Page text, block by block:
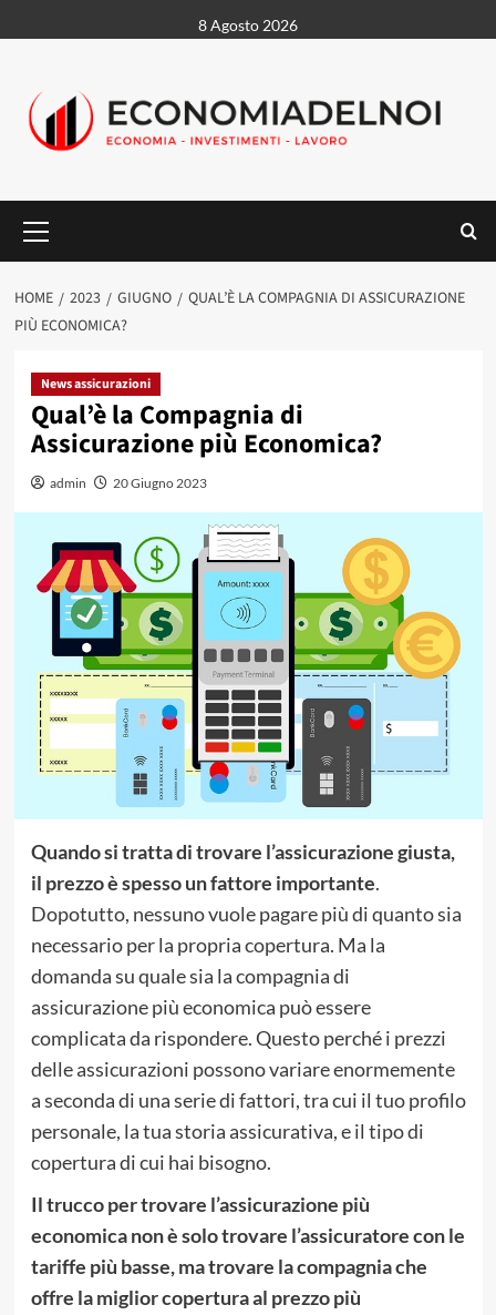
al
8 Agosto 2026
principale
HOME 2023 GIUGNO
QUAL’È LA COMPAGNIA DI ASSICURAZIONE
PIÙ ECONOMICA?
News assicurazioni
Qual’è la Compagnia di
Assicurazione più Economica?
admin 20 Giugno 2023
Quando si tratta di trovare l’assicurazione giusta,
il prezzo è spesso un fattore importante.
Dopotutto, nessuno vuole pagare più di quanto sia
necessario per la propria copertura. Ma la
domanda su quale sia la compagnia di
assicurazione più economica può essere
complicata da rispondere. Questo perché i prezzi
delle assicurazioni possono variare enormemente
a seconda di una serie di fattori, tra cui il tuo profilo
personale, la tua storia assicurativa, e il tipo di
copertura di cui hai bisogno.
Il trucco per trovare l’assicurazione più
economica non è solo trovare l’assicuratore con le
tariffe più basse, ma trovare la compagnia che
offre la miglior copertura al prezzo più